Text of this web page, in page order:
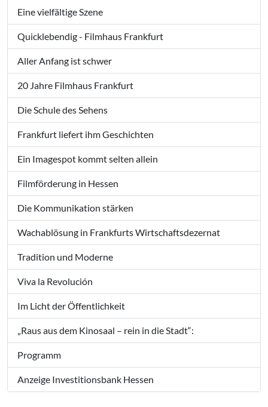
Eine vielfältige Szene
Quicklebendig - Filmhaus Frankfurt
Aller Anfang ist schwer
20 Jahre Filmhaus Frankfurt
Die Schule des Sehens
Frankfurt liefert ihm Geschichten
Ein Imagespot kommt selten allein
Filmförderung in Hessen
Die Kommunikation stärken
Wachablösung in Frankfurts Wirtschaftsdezernat
Tradition und Moderne
Viva la Revolución
Im Licht der Öffentlichkeit
„Raus aus dem Kinosaal – rein in die Stadt“:
Programm
Anzeige Investitionsbank Hessen